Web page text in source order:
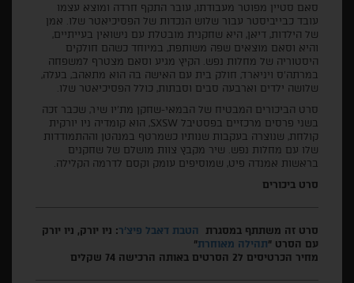
סאם סטיין מפוטר מעבודתו, עובר התקף חרדה ומוצא עצמו
עובד כבייביסטר עבור שלוש הנכדות של הפסיכיאטר שלו. אמן
של הילדות, דיאן, היא שחקנית מובטלת עם נישואין בעייתיים,
והיא וסאם מוצאים שפה משותפת, במיוחד כשהם חולקים
היסטוריה של מחלות נפש. הקיץ מגיע וסאם מצטרף למשפחה
במרתה'ס ויניארד, חולק בית עם האישה בה הוא מתאהב, בעלה,
שלושה ילדים וארבעה סבים וסבתות, כולל הפסיכיאטר שלו.
סרט הביכורים המבטיח של הבמאי-שחקן מת'יו שיר, שכבר זכה
בשני פרסים מרכזיים בפסטיבל SXSW, הוא קומדיה ניו יורקית
קולחת, שנוצרה בעקבות שנותיו כשמרטף במנהטן וההתמודדות
שלו עם מחלות נפש. שיר מקבץ צוות מושלם של שחקנים
בראשות אמנדה פיט, שמוסיפים עומק וקסם לדרמה הקלילה.
סרט ביכורים
סרט זה משתתף במסגרת הטבת דאבל פיצ'ר: ניו יורק, ניו יורק
עם הסרט "תהילה מאוחרת"
מחיר הכרטיסים ל2 הסרטים באותה הרכישה 74 שקלים